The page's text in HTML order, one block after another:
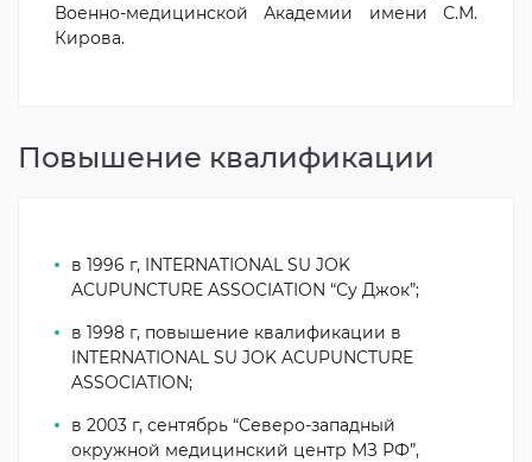
Военно-медицинской Академии имени С.М.
Кирова.
Повышение квалификации
в 1996 г, INTERNATIONAL SU JOK
ACUPUNCTURE ASSOCIATION “Су Джок”;
в 1998 г, повышение квалификации в
INTERNATIONAL SU JOK ACUPUNCTURE
ASSOCIATION;
в 2003 г, сентябрь “Северо-западный
окружной медицинский центр МЗ РФ”,